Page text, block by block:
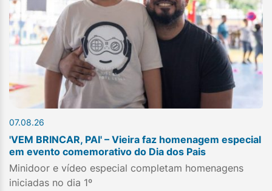
07.08.26
'VEM BRINCAR, PAI' – Vieira faz homenagem especial
em evento comemorativo do Dia dos Pais
Minidoor e vídeo especial completam homenagens
iniciadas no dia 1º